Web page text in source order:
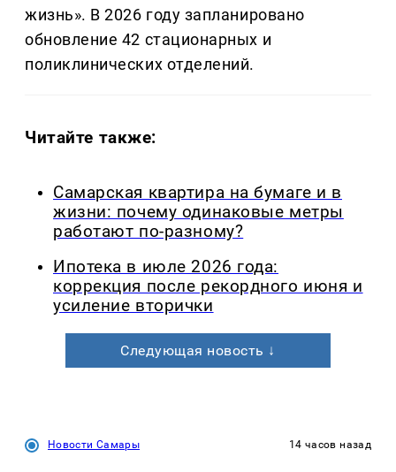
жизнь». В 2026 году запланировано
обновление 42 стационарных и
поликлинических отделений.
Читайте также:
Самарская квартира на бумаге и в
жизни: почему одинаковые метры
работают по-разному?
Ипотека в июле 2026 года:
коррекция после рекордного июня и
усиление вторички
Следующая новость ↓
Новости Самары 14 часов назад